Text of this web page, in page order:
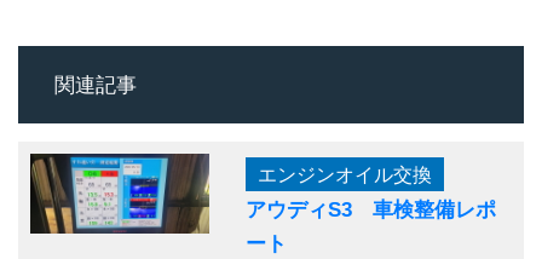
関連記事
エンジンオイル交換
アウディS3 車検整備レポ
ート